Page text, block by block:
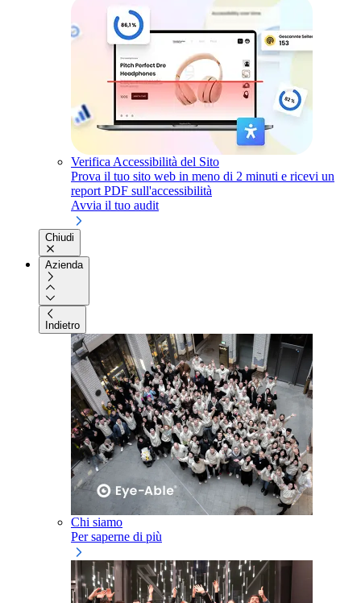
Verifica Accessibilità del Sito
Prova il tuo sito web in meno di 2 minuti e ricevi un
report PDF sull'accessibilità
Avvia il tuo audit
Chiudi
Azienda
Indietro
Chi siamo
Per saperne di più